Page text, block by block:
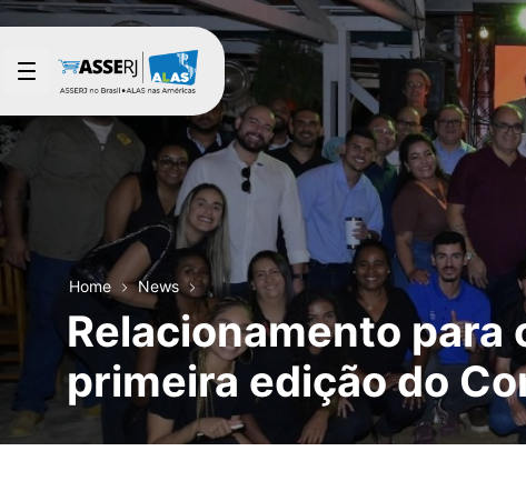
Skip to Main Content
Home News
Relacionamento
primeira edição do